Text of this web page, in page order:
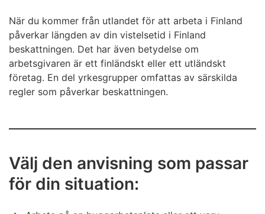
När du kommer från utlandet för att arbeta i Finland
påverkar längden av din vistelsetid i Finland
beskattningen. Det har även betydelse om
arbetsgivaren är ett finländskt eller ett utländskt
företag. En del yrkesgrupper omfattas av särskilda
regler som påverkar beskattningen.
Välj den anvisning som passar
för din situation: